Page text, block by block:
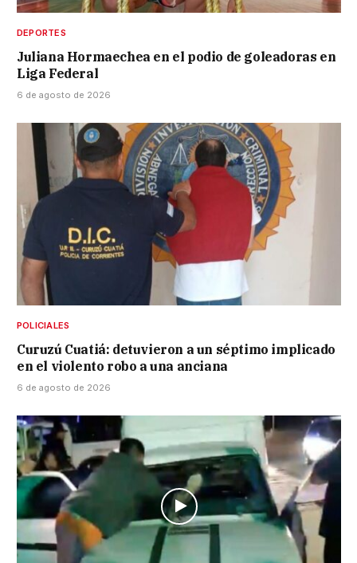
DEPORTES
Juliana Hormaechea en el podio de goleadoras en
Liga Federal
6 de agosto de 2026
POLICIALES
Curuzú Cuatiá: detuvieron a un séptimo implicado
en el violento robo a una anciana
6 de agosto de 2026